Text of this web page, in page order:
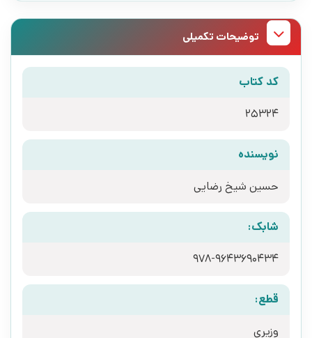
توضیحات تکمیلی
کد کتاب
25324
نویسنده
حسین شیخ رضایی
شابک:
978-9643690434
قطع:
وزیری